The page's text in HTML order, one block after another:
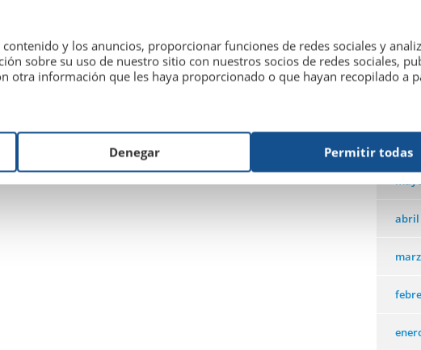
abril
y los anuncios, proporcionar funciones de redes sociales y
sobre su uso de nuestro sitio con nuestros socios de redes sociales,
otra información que les haya proporcionado o que hayan recopilado a
Denegar Permitir todas